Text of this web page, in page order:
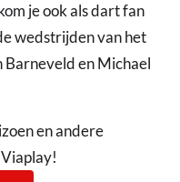
je ook als dart fan
wedstrijden van het
Barneveld en Michael
en andere